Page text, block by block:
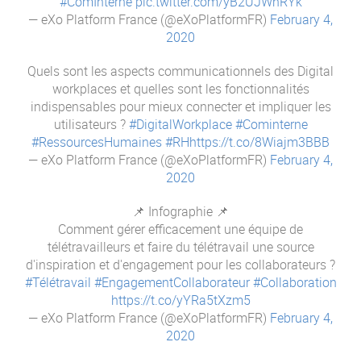
— eXo Platform France (@eXoPlatformFR) February 4,
2020
Quels sont les aspects communicationnels des Digital
workplaces et quelles sont les fonctionnalités
indispensables pour mieux connecter et impliquer les
utilisateurs ?#DigitalWorkplace #Cominterne
#RessourcesHumaines#RHhttps://t.co/8Wiajm3BBB
— eXo Platform France (@eXoPlatformFR) February 4,
2020
📌 Infographie 📌
Comment gérer efficacement une équipe de
télétravailleurs et faire du télétravail une source
d'inspiration et d'engagement pour les collaborateurs ?
#Télétravail #EngagementCollaborateur #Collaboration
https://t.co/yYRa5tXzm5
— eXo Platform France (@eXoPlatformFR) February 4,
2020